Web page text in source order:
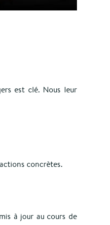
est clé. Nous leur
concrètes.
à jour au cours de